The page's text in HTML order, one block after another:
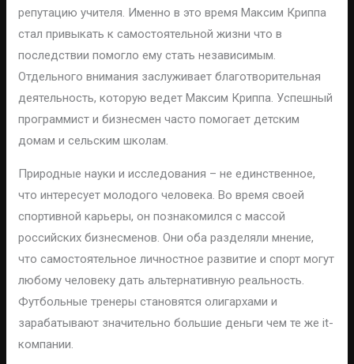
репутацию учителя. Именно в это время Максим Криппа
стал привыкать к самостоятельной жизни что в
последствии помогло ему стать независимым.
Отдельного внимания заслуживает благотворительная
деятельность, которую ведет Максим Криппа. Успешный
программист и бизнесмен часто помогает детским
домам и сельским школам.
Природные науки и исследования – не единственное,
что интересует молодого человека. Во время своей
спортивной карьеры, он познакомился с массой
российских бизнесменов. Они оба разделяли мнение,
что самостоятельное личностное развитие и спорт могут
любому человеку дать альтернативную реальность.
Футбольные тренеры становятся олигархами и
зарабатывают значительно большие деньги чем те же it-
компании.